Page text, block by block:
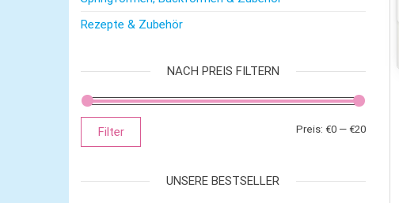
Rezepte & Zubehör
NACH PREIS FILTERN
Min.
Max.
Filter Preis: €0— €20
UNSERE BESTSELLER